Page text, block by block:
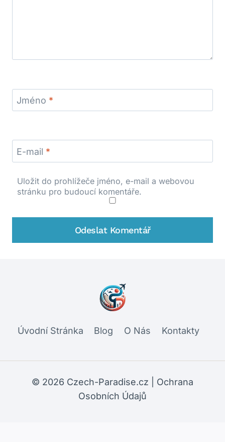
Jméno *
E-mail *
Uložit do prohlížeče jméno, e-mail a webovou
stránku pro budoucí komentáře.
Úvodní Stránka Blog O Nás Kontakty
© 2026 Czech-Paradise.cz | Ochrana
Osobních Údajů